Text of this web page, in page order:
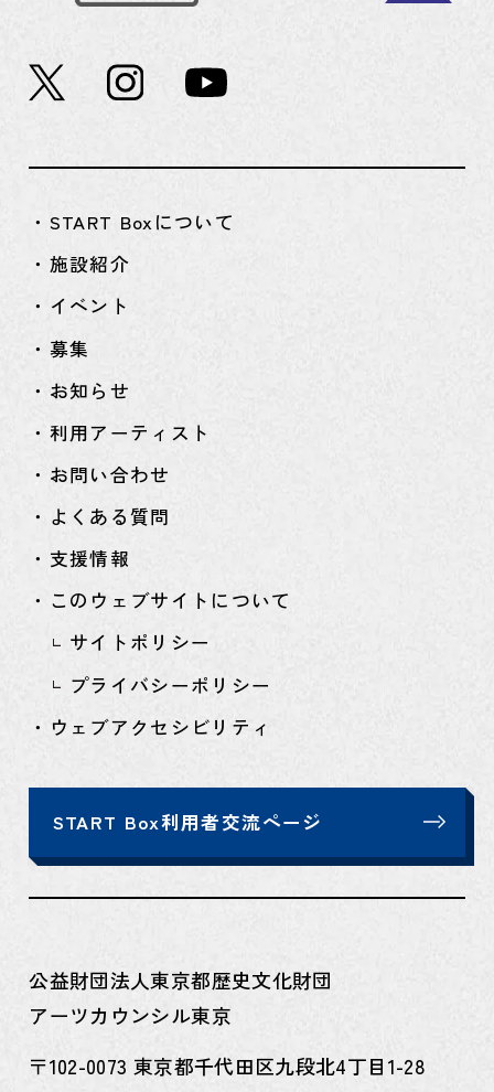
公益財団法人東京都歴史文化財団
アーツカウンシル東京
〒102-0073 東京都千代田区九段北4丁目1-28
・START Boxについて
・施設紹介
・イベント
・募集
・お知らせ
・利用アーティスト
・お問い合わせ
・よくある質問
・支援情報
・このウェブサイトについて
サイトポリシー
プライバシーポリシー
・ウェブアクセシビリティ
START Box利用者交流ページ